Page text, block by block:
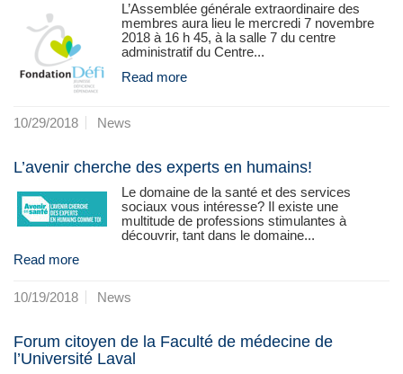
L’Assemblée générale extraordinaire des
membres aura lieu le mercredi 7 novembre
2018 à 16 h 45, à la salle 7 du centre
administratif du Centre...
Read more
10/29/2018 News
L’avenir cherche des experts en humains!
Le domaine de la santé et des services
sociaux vous intéresse? Il existe une
multitude de professions stimulantes à
découvrir, tant dans le domaine...
Read more
10/19/2018 News
Forum citoyen de la Faculté de médecine de
l’Université Laval